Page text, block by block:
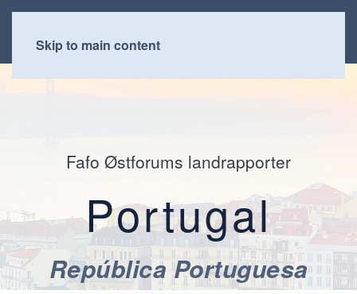
Skip to main content
Fafo Østforums landrapporter
Portugal
República Portuguesa